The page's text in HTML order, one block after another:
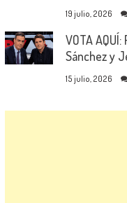
19 julio, 2026
VOTA
Sánchez y
15 julio, 2026